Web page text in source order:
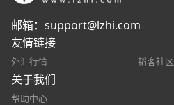
邮箱： support@lzhi.com
友情链接
外汇行情 韬客社区
关于我们
帮助中心